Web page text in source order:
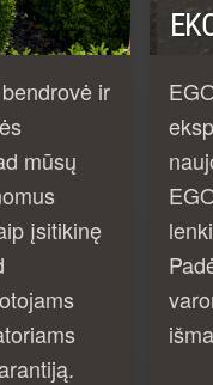
ir
mūsų
įsitikinę